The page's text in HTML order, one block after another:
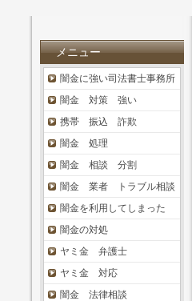
メニュー
闇金に強い司法書士事務所
闇金 対策 強い
携帯 振込 詐欺
闇金 処理
闇金 相談 分割
闇金 業者 トラブル相談
闇金を利用してしまった
闇金の対処
ヤミ金 弁護士
ヤミ金 対応
闇金 法律相談